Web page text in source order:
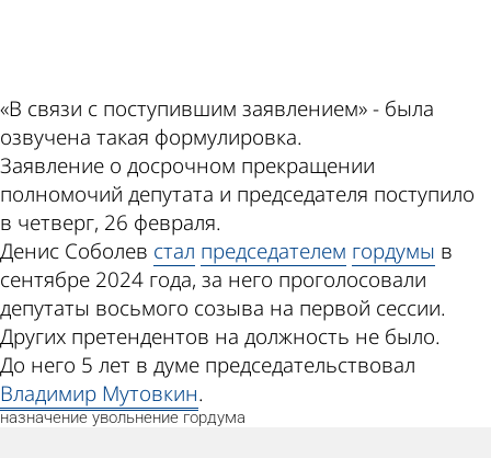
«В связи с поступившим заявлением» - была
озвучена такая формулировка.
Заявление о досрочном прекращении
полномочий депутата и председателя поступило
в четверг, 26 февраля.
Денис Соболев стал председателем гордумы в
сентябре 2024 года, за него проголосовали
депутаты восьмого созыва на первой сессии.
Других претендентов на должность не было.
До него 5 лет в думе председательствовал
Владимир Мутовкин.
назначение увольнение гордума